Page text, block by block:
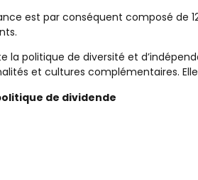
est par conséquent composé de
la politique de diversité et
et cultures complémentaires.
de dividende